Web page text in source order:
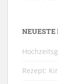
NEUESTE
Rezept: